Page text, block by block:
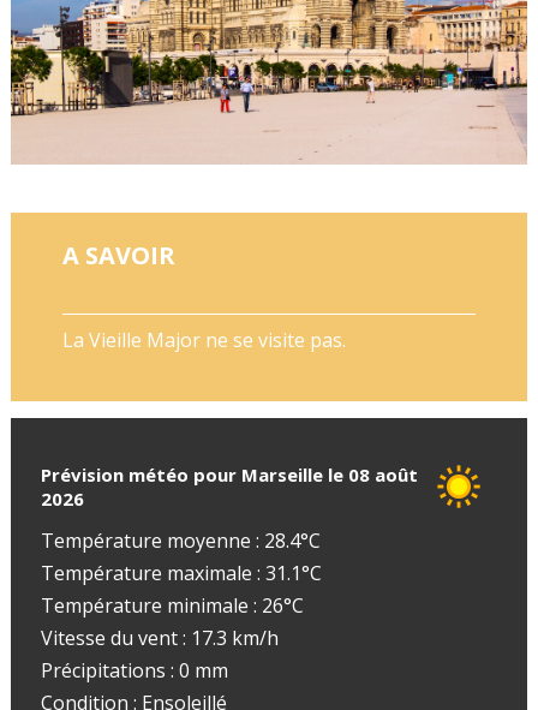
A SAVOIR
La Vieille Major ne se visite pas.
Prévision météo pour Marseille le 08 août
2026
Température moyenne : 28.4°C
Température maximale : 31.1°C
Température minimale : 26°C
Vitesse du vent : 17.3 km/h
Précipitations : 0 mm
Condition : Ensoleillé